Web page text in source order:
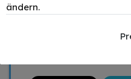
IN DEN
ändern.